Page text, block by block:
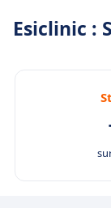
Esiclinic :